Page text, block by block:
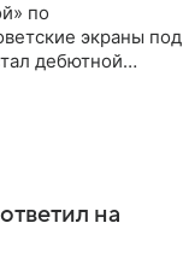
по
экраны под
дебютной
на